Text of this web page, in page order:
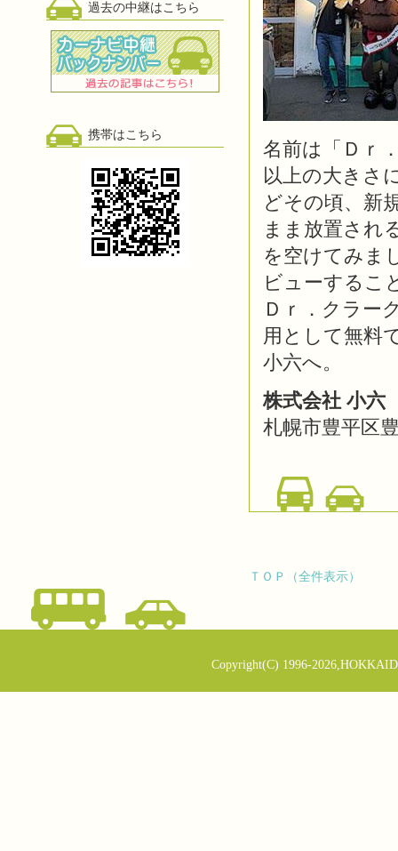
過去の中継はこちら
携帯はこちら
名前は「Ｄｒ
以上の大きさ
どその頃、新
まま放置され
を空けてみま
ビューするこ
Ｄｒ．クラー
用として無料
小六へ。
株式会社 小六
札幌市豊平区
ＴＯＰ（全件表示）
Copyright(C) 1996-